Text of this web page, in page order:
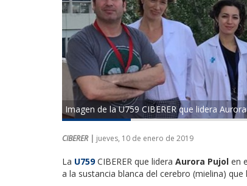
Imagen de la U759 CIBERER que lidera
CIBERER | jueves, 10 de enero de 2019
La U759CIBERER que lidera Aurora Pujol en
a la sustancia blanca del cerebro (mielina)